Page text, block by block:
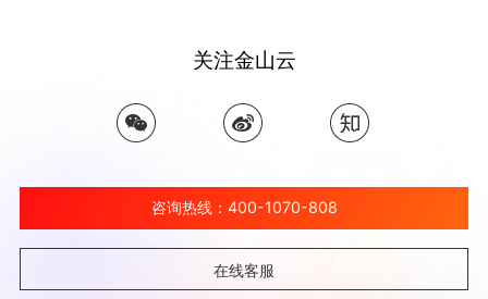
关注金山云
咨询热线：400-1070-808
在线客服